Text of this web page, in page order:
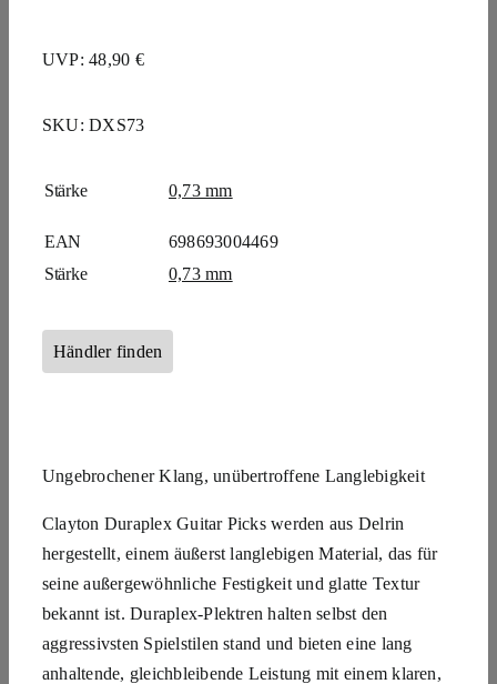
UVP: 48,90 €
SKU:DXS73
Stärke 0,73 mm
EAN
698693004469
Stärke
0,73 mm
Händler finden
Ungebrochener Klang, unübertroffene Langlebigkeit
Clayton Duraplex Guitar Picks werden aus Delrin
hergestellt, einem äußerst langlebigen Material, das für
seine außergewöhnliche Festigkeit und glatte Textur
bekannt ist. Duraplex-Plektren halten selbst den
aggressivsten Spielstilen stand und bieten eine lang
anhaltende, gleichbleibende Leistung mit einem klaren,